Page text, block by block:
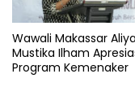
Wawali Makassar
Mustika Ilham
Program Kemenaker